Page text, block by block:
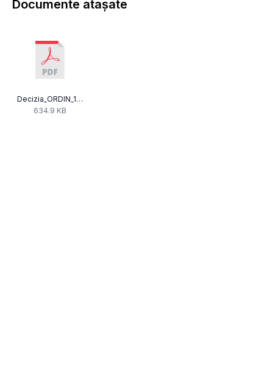
Documente atașate
Decizia_ORDIN_115.pdf
634.9 KB